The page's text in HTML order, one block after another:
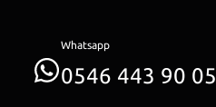
Whatsapp
0546 443 90 05